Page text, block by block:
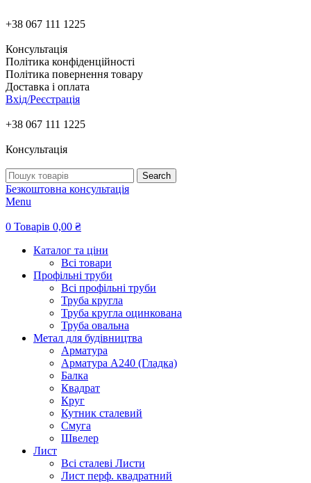
+38 067 111 1225
Консультація
Політика конфіденційності
Політика повернення товару
Доставка і оплата
Вхід/Реєстрація
+38 067 111 1225
Консультація
Search
Безкоштовна консультація
Menu
0 Товарів 0,00 ₴
Каталог та ціни
Всі товари
Профільні труби
Всі профільні труби
Труба кругла
Труба кругла оцинкована
Труба овальна
Метал для будівництва
Арматура
Арматура А240 (Гладка)
Балка
Квадрат
Круг
Кутник сталевий
Смуга
Швелер
Лист
Всі сталеві Листи
Лист перф. квадратний